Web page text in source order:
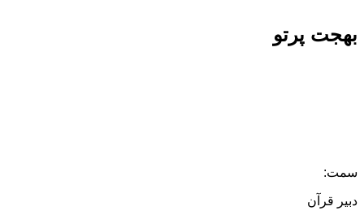
بهجت پرتو
سمت:
دبیر قرآن